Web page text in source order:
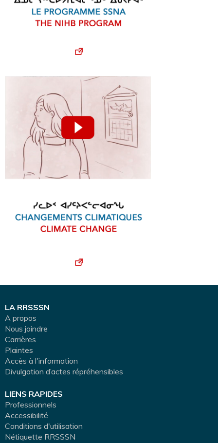
LA RRSSSN
A propos
Nous joindre
Carrières
Plaintes
Accès à l'information
Divulgation d’actes répréhensibles
LIENS RAPIDES
Professionnels
Accessibilité
Conditions d'utilisation
Nétiquette RRSSSN